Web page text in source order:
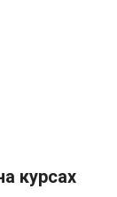
курсах